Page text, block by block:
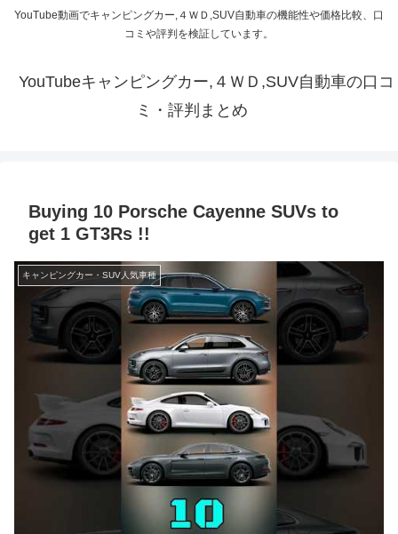
YouTube動画でキャンピングカー,４ＷＤ,SUV自動車の機能性や価格比較、口
コミや評判を検証しています。
YouTubeキャンピングカー,４ＷＤ,SUV自動車の口コ
ミ・評判まとめ
Buying 10 Porsche Cayenne SUVs to
get 1 GT3Rs !!
キャンピングカー・SUV人気車種